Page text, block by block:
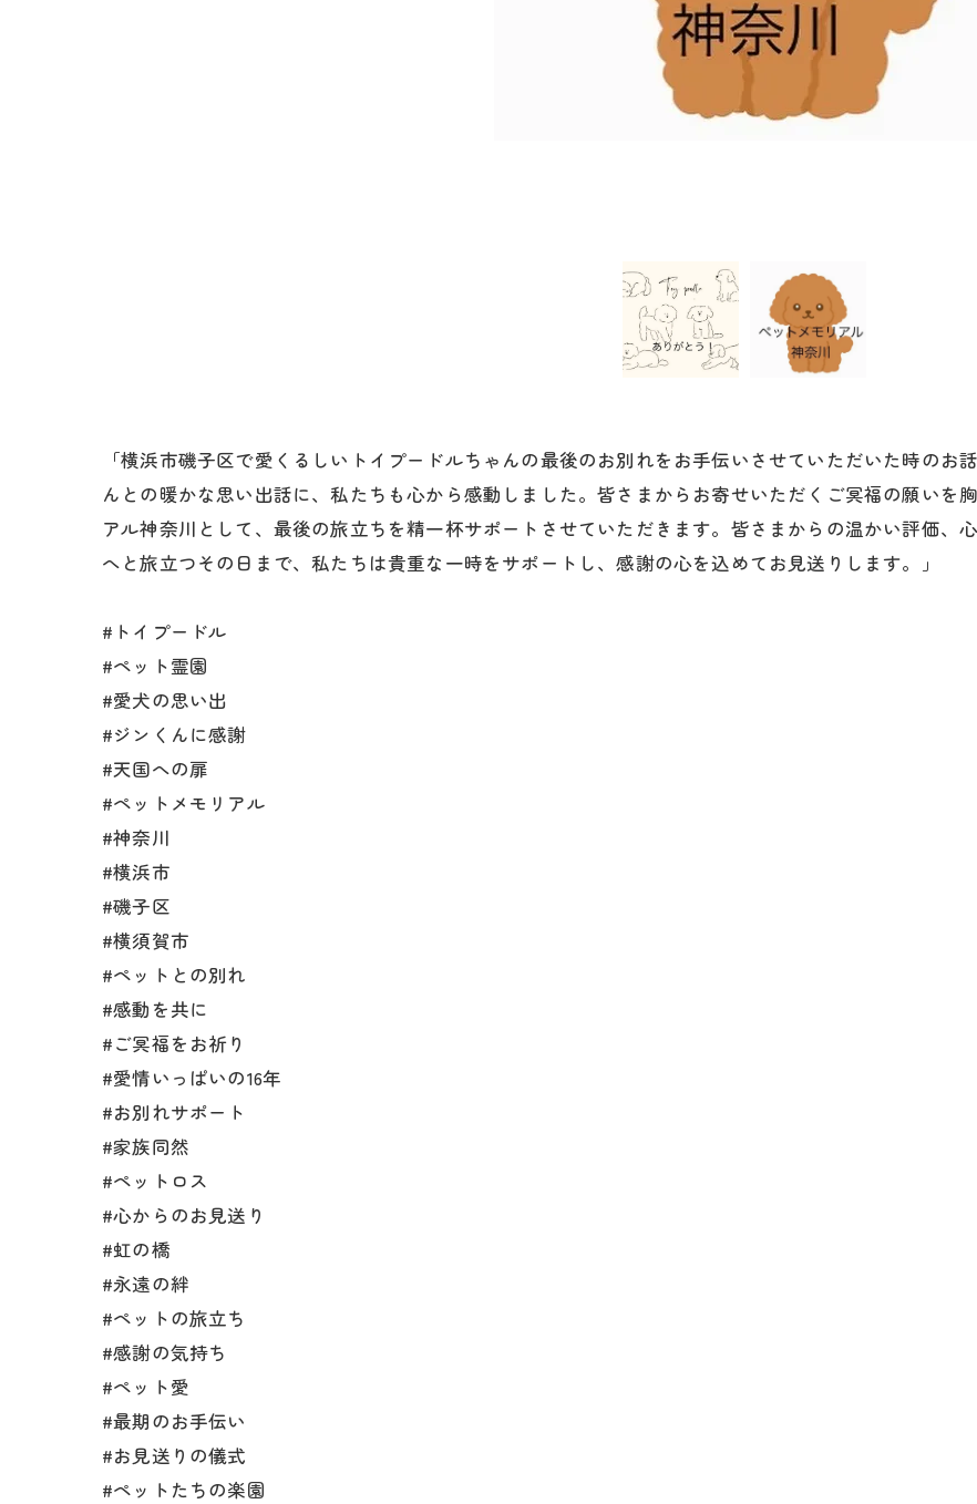
「横浜市磯子区で愛くるしいトイプードルちゃんの最後のお別れをお手伝いさせていただいた時のお
んとの暖かな思い出話に、私たちも心から感動しました。皆さまからお寄せいただくご冥福の願いを
アル神奈川として、最後の旅立ちを精一杯サポートさせていただきます。皆さまからの温かい評価、
へと旅立つその日まで、私たちは貴重な一時をサポートし、感謝の心を込めてお見送りします。」
#トイプードル
#ペット霊園
#愛犬の思い出
#ジンくんに感謝
#天国への扉
#ペットメモリアル
#神奈川
#横浜市
#磯子区
#横須賀市
#ペットとの別れ
#感動を共に
#ご冥福をお祈り
#愛情いっぱいの16年
#お別れサポート
#家族同然
#ペットロス
#心からのお見送り
#虹の橋
#永遠の絆
#ペットの旅立ち
#感謝の気持ち
#ペット愛
#最期のお手伝い
#お見送りの儀式
#ペットたちの楽園